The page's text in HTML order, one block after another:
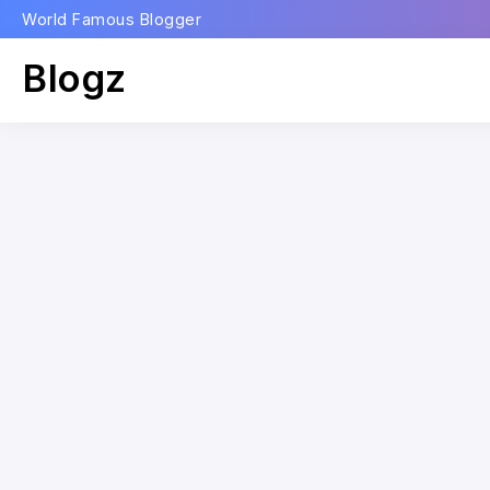
World Famous Blogger
Blogz